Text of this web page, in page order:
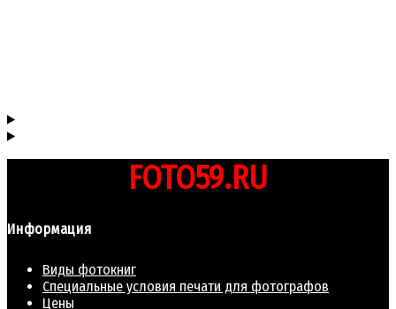
FOTO59.RU
Информация
Виды фотокниг
Специальные условия печати для фотографов
Цены